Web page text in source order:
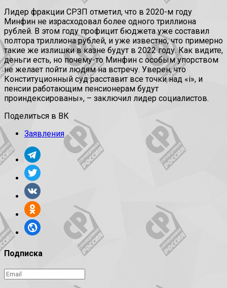
Лидер фракции СРЗП отметил, что в 2020-м году
Минфин не израсходовал более одного триллиона
рублей. В этом году профицит бюджета уже составил
полтора триллиона рублей, и уже известно, что примерно
такие же излишки в казне будут в 2022 году. Как видите,
деньги есть, но почему-то Минфин с особым упорством
не желает пойти людям на встречу. Уверен, что
Конституционный суд расставит все точки над «i», и
пенсии работающим пенсионерам будут
проиндексированы», – заключил лидер социалистов.
Поделиться в ВК
Заявления
Подписка